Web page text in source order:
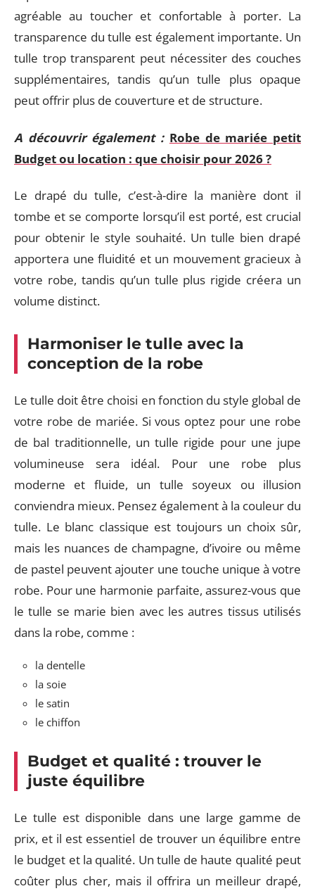
agréable au toucher et confortable à porter. La
transparence du tulle est également importante. Un
tulle trop transparent peut nécessiter des couches
supplémentaires, tandis qu’un tulle plus opaque
peut offrir plus de couverture et de structure.
A découvrir également : Robe de mariée petit
Budget ou location : que choisir pour 2026 ?
Le drapé du tulle, c’est-à-dire la manière dont il
tombe et se comporte lorsqu’il est porté, est crucial
pour obtenir le style souhaité. Un tulle bien drapé
apportera une fluidité et un mouvement gracieux à
votre robe, tandis qu’un tulle plus rigide créera un
volume distinct.
Harmoniser le tulle avec la
conception de la robe
Le tulle doit être choisi en fonction du style global de
votre robe de mariée. Si vous optez pour une robe
de bal traditionnelle, un tulle rigide pour une jupe
volumineuse sera idéal. Pour une robe plus
moderne et fluide, un tulle soyeux ou illusion
conviendra mieux. Pensez également à la couleur du
tulle. Le blanc classique est toujours un choix sûr,
mais les nuances de champagne, d’ivoire ou même
de pastel peuvent ajouter une touche unique à votre
robe. Pour une harmonie parfaite, assurez-vous que
le tulle se marie bien avec les autres tissus utilisés
dans la robe, comme :
la dentelle
la soie
le satin
le chiffon
Budget et qualité : trouver le
juste équilibre
Le tulle est disponible dans une large gamme de
prix, et il est essentiel de trouver un équilibre entre
le budget et la qualité. Un tulle de haute qualité peut
coûter plus cher, mais il offrira un meilleur drapé,